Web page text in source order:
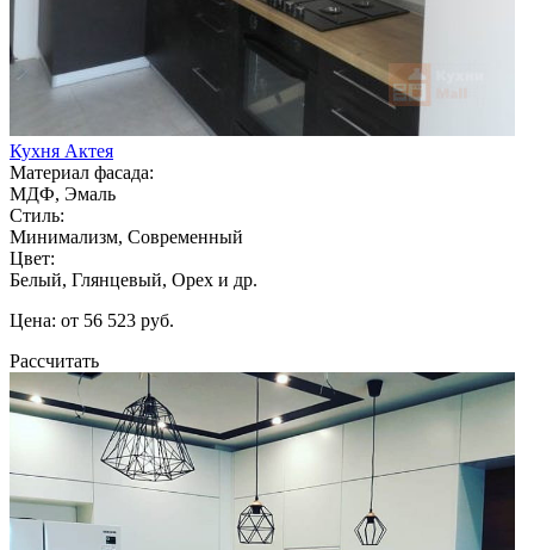
Кухня Актея
Материал фасада:
МДФ, Эмаль
Стиль:
Минимализм, Современный
Цвет:
Белый, Глянцевый, Орех и др.
Цена: от 56 523 руб.
Рассчитать